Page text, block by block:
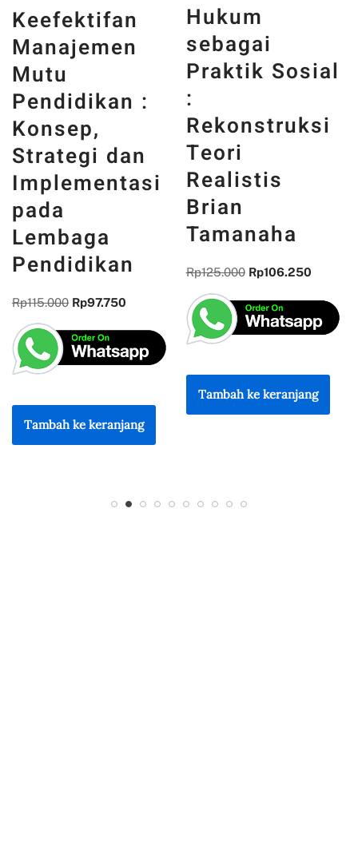
Hukum
sebagai
Praktik Sosial
:
Rekonstruksi
Teori
Realistis
Brian
Tamanaha
Rp 125.000 Rp106.250
Teknologi
Beton :
Implementasi
Fly Ash
sebagai
Material
Konstruksi
Ramah
Lingkungan
Rp Rp
Tambah ke keranjang